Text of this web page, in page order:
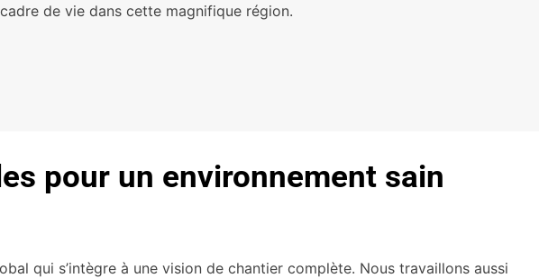
de vie dans cette magnifique région.
pour un environnement sain
qui s’intègre à une vision de chantier complète. Nous travaillons aussi